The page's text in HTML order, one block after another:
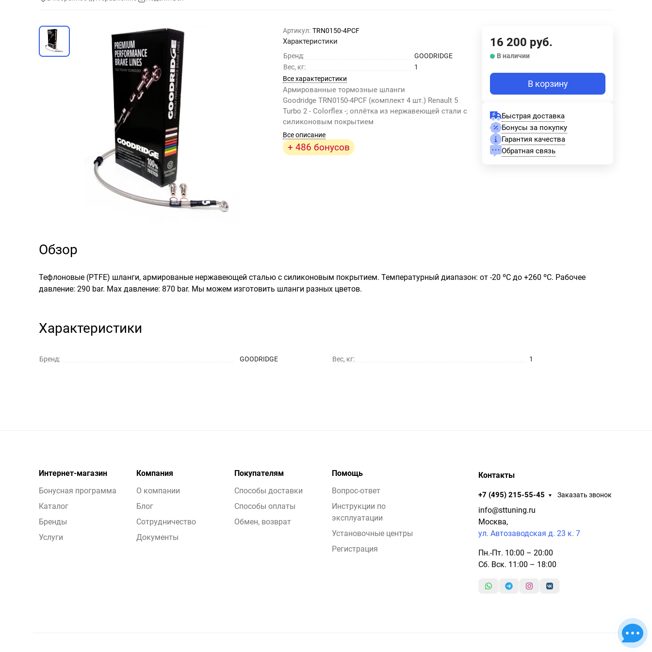
Артикул: TRN0150-4PCF
Характеристики
Бренд:
GOODRIDGE
Вес, кг:
1
Все характеристики
Армированные тормозные шланги
Goodridge TRN0150-4PCF (комплект 4 шт.) Renault 5
Turbo 2 - Colorflex -; оплётка из нержавеющей стали с
силиконовым покрытием
Все описание
+ 486 бонусов
16 200 руб.
В наличии
В корзину
Быстрая доставка
Бонусы за покупку
Гарантия качества
Обратная связь
Обзор
Тефлоновые (PTFE) шланги, армированые нержавеющей сталью с силиконовым покрытием. Температурный диапазон: от -20 ºС до +260 ºC. Рабочее
давление: 290 bar. Max давление: 870 bar. Мы можем изготовить шланги разных цветов.
Характеристики
Бренд: GOODRIDGE Вес, кг: 1
Интернет-магазин
Бонусная программа
Каталог
Бренды
Услуги
Компания
О компании
Блог
Сотрудничество
Документы
Покупателям
Способы доставки
Способы оплаты
Обмен, возврат
Помощь
Вопрос-ответ
Инструкции по
эксплуатации
Установочные центры
Регистрация
Контакты
+7 (495) 215-55-45 Заказать звонок
info@sttuning.ru
Москва,
ул. Автозаводская д. 23 к. 7
Пн.-Пт. 10:00 – 20:00
Сб. Вск. 11:00 – 18:00